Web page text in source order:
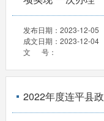
发布日期： 2023-12-05
成文日期： 2023-12-04
文 号：
2022年度连平县